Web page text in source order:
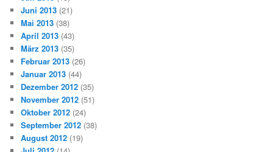
Juni 2013 (21)
Mai 2013 (38)
April 2013 (43)
März 2013 (35)
Februar 2013 (26)
Januar 2013 (44)
Dezember 2012 (35)
November 2012 (51)
Oktober 2012 (24)
September 2012 (38)
August 2012 (19)